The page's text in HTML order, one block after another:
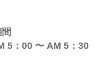
5：00 〜 AM 5：30